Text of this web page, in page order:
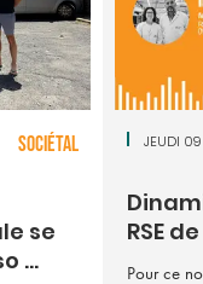
se
...
SOCIÉTAL JEUDI
RSE
Pour ce